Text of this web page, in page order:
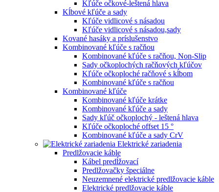
Kľúče očkové-leštená hlava
Kĺbové kľúče a sady
Kľúče vidlicové s násadou
Kľúče vidlicové s násadou,sady
Kované hasáky a príslušenstvo
Kombinované kľúče s račňou
Kombinované kľúče s račňou, Non-Slip
Sady očkoplochých račňových kľúčov
Kľúče očkoploché račňové s kĺbom
Kombinované kľúče s račňou
Kombinované kľúče
Kombinované kľúče krátke
Kombinované kľúče a sady
Sady kľúč očkoplochý - leštená hlava
Kľúče očkoploché offset 15 °
Kombinované kľúče a sady CrV
Elektrické zariadenia
Predlžovacie káble
Kábel predĺžovací
Predlžovačky špeciálne
Neuzemnené elektrické predlžovacie káble
Elektrické predlžovacie káble